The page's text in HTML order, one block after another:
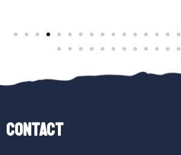
Contact